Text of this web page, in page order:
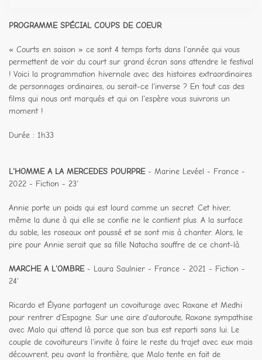
PROGRAMME SPÉCIAL COUPS DE COEUR
« Courts en saison » ce sont 4 temps forts dans l'année qui vous
permettent de voir du court sur grand écran sans attendre le festival
! Voici la programmation hivernale avec des histoires extraordinaires
de personnages ordinaires, ou serait-ce l'inverse ? En tout cas des
films qui nous ont marqués et qui on l'espère vous suivrons un
moment !
Durée : 1h33
L'HOMME A LA MERCEDES POURPRE- Marine Levéel - France -
2022 - Fiction - 23'
Annie porte un poids qui est lourd comme un secret. Cet hiver,
même la dune à qui elle se confie ne le contient plus. A la surface
du sable, les roseaux ont poussé et se sont mis à chanter. Alors, le
pire pour Annie serait que sa fille Natacha souffre de ce chant-là.
MARCHE A L'OMBRE- Laura Saulnier - France - 2021 - Fiction -
24'
Ricardo et Élyane partagent un covoiturage avec Roxane et Medhi
pour rentrer d'Espagne. Sur une aire d'autoroute, Roxane sympathise
avec Malo qui attend là parce que son bus est reparti sans lui. Le
couple de covoitureurs l'invite à faire le reste du trajet avec eux mais
découvrent, peu avant la frontière, que Malo tente en fait de